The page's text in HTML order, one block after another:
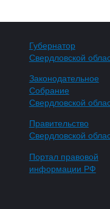
Губернатор
Свердловской
Законодательное
Собрание
Свердловской
Правительство
Свердловской
Портал правовой
информации РФ